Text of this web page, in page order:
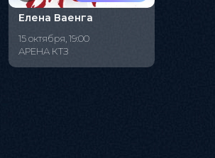
Елена Ваенга
15 октября, 19:00
АРЕНА КТЗ